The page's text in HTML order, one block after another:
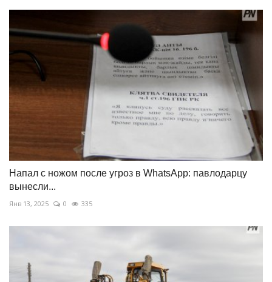
Напал с ножом после угроз в WhatsApp: павлодарцу
вынесли...
Янв 13, 2025 0 335